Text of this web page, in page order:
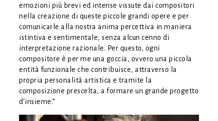
emozioni più brevi ed intense vissute dai compositori
nella creazione di queste piccole grandi opere e per
comunicarle alla nostra anima percettiva in maniera
istintiva e sentimentale, senza alcun cenno di
interpretazione razionale. Per questo, ogni
compositore è per me una goccia, ovvero una piccola
entità funzionale che contribuisce, attraverso la
propria personalità artistica e tramite la
composizione prescelta, a formare un grande progetto
d’insieme.”